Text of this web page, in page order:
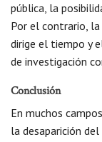
pública, la
Por el contrario,
dirige el tiempo y
de investigación
Conclusión
En muchos
la desaparición